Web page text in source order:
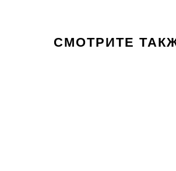
СМОТРИТЕ